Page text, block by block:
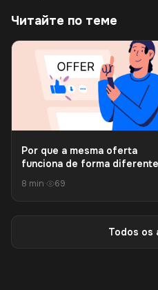
Читайте по теме
Por que a mesma oferta
funciona de forma diferente
8 min· 69
Todos os